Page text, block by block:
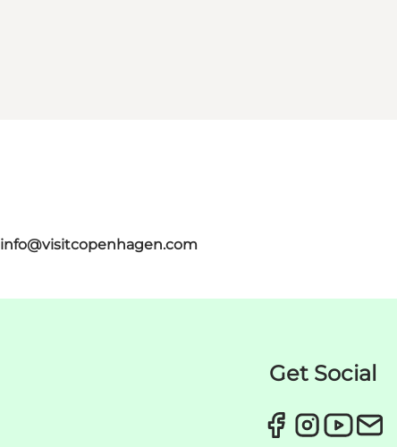
info@visitcopenhagen.com
Get Social